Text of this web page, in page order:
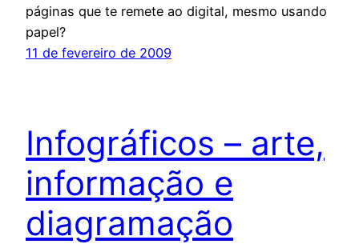
páginas que te remete ao digital, mesmo usando
papel?
11 de fevereiro de 2009
Infográficos – arte,
informação e
diagramação